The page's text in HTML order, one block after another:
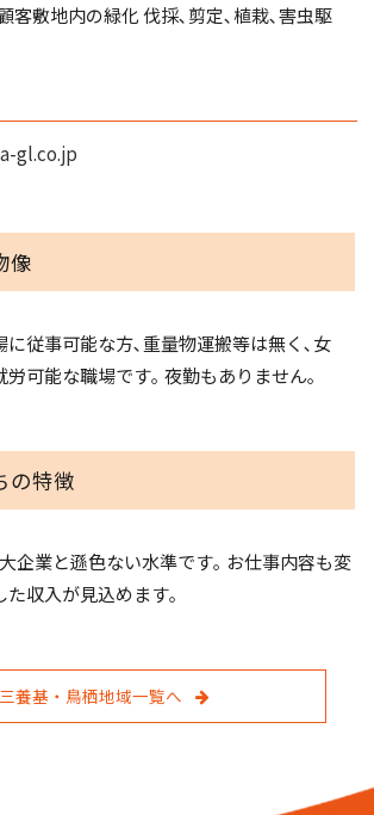
客敷地内の緑化 伐採､剪定､植栽､害虫駆
gl.co.jp
像
に従事可能な方､重量物運搬等は無く､女
可能な職場です｡ 夜勤もありません｡
の特徴
企業と遜色ない水準です｡ お仕事内容も変
収入が見込めます｡
三養基・鳥栖地域一覧へ